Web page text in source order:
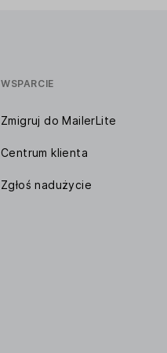
WSPARCIE
Zmigruj do MailerLite
Centrum klienta
Zgłoś nadużycie